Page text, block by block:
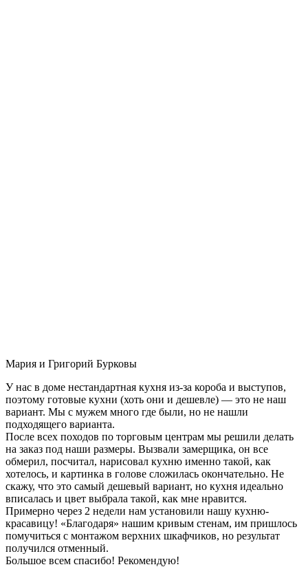
Мария и Григорий Бурковы
У нас в доме нестандартная кухня из-за короба и выступов,
поэтому готовые кухни (хоть они и дешевле) — это не наш
вариант. Мы с мужем много где были, но не нашли
подходящего варианта.
После всех походов по торговым центрам мы решили делать
на заказ под наши размеры. Вызвали замерщика, он все
обмерил, посчитал, нарисовал кухню именно такой, как
хотелось, и картинка в голове сложилась окончательно. Не
скажу, что это самый дешевый вариант, но кухня идеально
вписалась и цвет выбрала такой, как мне нравится.
Примерно через 2 недели нам установили нашу кухню-
красавицу! «Благодаря» нашим кривым стенам, им пришлось
помучиться с монтажом верхних шкафчиков, но результат
получился отменный.
Большое всем спасибо! Рекомендую!